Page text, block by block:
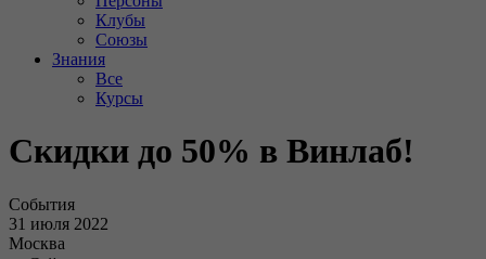
Клубы
Союзы
Знания
Все
Курсы
Скидки до 50% в Винлаб!
События
31 июля 2022
Москва